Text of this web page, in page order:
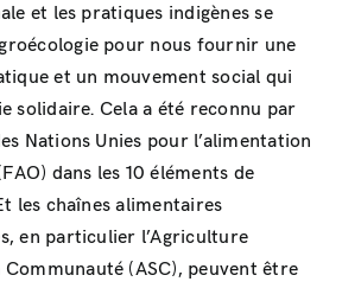
et les pratiques indigènes se
pour nous fournir une
et un mouvement social qui
solidaire. Cela a été reconnu par
Nations Unies pour l’alimentation
dans les 10 éléments de
les chaînes alimentaires
en particulier l’Agriculture
(ASC), peuvent être